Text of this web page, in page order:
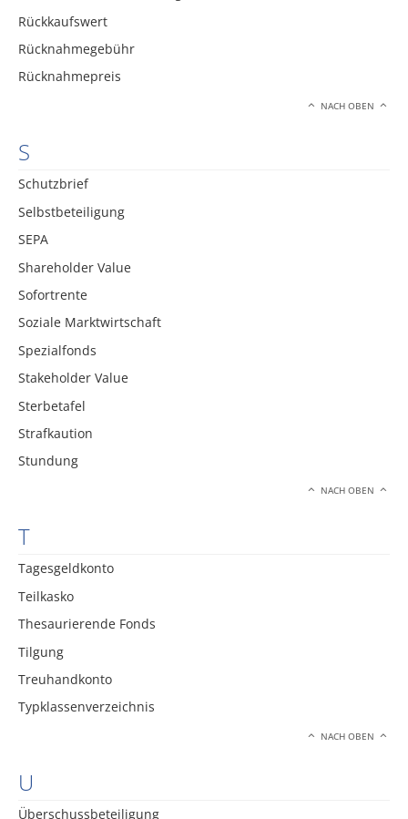
Rückkaufswert
Rücknahmegebühr
Rücknahmepreis
NACH OBEN
S
Schutzbrief
Selbstbeteiligung
SEPA
Shareholder Value
Sofortrente
Soziale Marktwirtschaft
Spezialfonds
Stakeholder Value
Sterbetafel
Strafkaution
Stundung
NACH OBEN
T
Tagesgeldkonto
Teilkasko
Thesaurierende Fonds
Tilgung
Treuhandkonto
Typklassenverzeichnis
NACH OBEN
U
Überschussbeteiligung